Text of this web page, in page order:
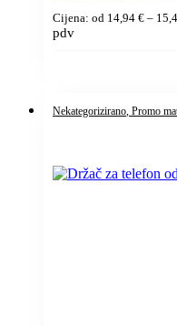
Cijena: od 14,94 € –
pdv
Nekategorizirano , Promo